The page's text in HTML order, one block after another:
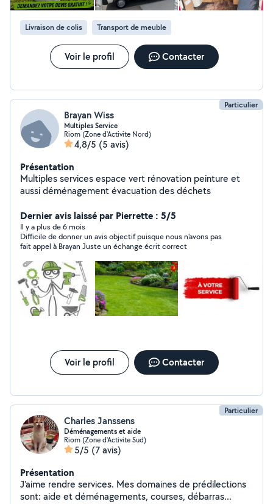
Livraison de colis Transport de meuble
Voir le profil Contacter
Particulier
Brayan Wiss
Multiples Service
Riom (Zone d'Activite Nord)
4,8/5 (5 avis)
Présentation
Multiples services espace vert rénovation peinture et
aussi déménagement évacuation des déchets
Dernier avis laissé par Pierrette : 5/5
Il y a plus de 6 mois
Difficile de donner un avis objectif puisque nous n'avons pas
fait appel à Brayan Juste un échange écrit correct
Voir le profil Contacter
Particulier
Charles Janssens
Déménagements et aide
Riom (Zone d'Activite Sud)
5/5 (7 avis)
Présentation
J'aime rendre services. Mes domaines de prédilections
sont: aide et déménagements, courses, débarras...